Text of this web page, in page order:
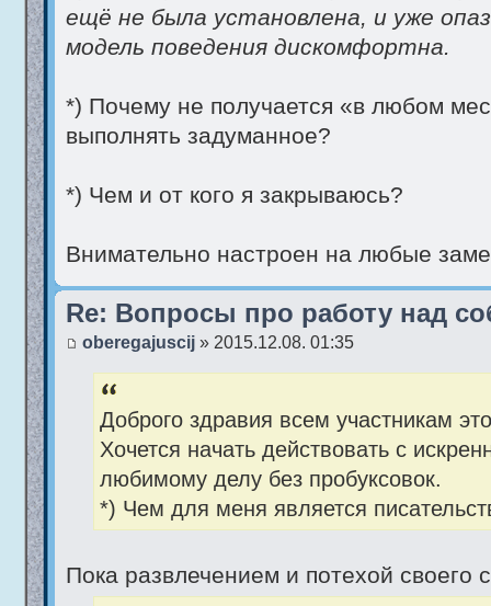
ещё не была установлена, и уже
модель поведения дискомфортна.
*) Почему не получается «в любом
выполнять задуманное?
*) Чем и от кого я закрываюсь?
Внимательно настроен на любые
Re: Вопросы про работу над
oberegajuscij» 2015.12.08. 01:35
Доброго здравия всем участникам
Хочется начать действовать с
любимому делу без пробуксовок.
*) Чем для меня является
Пока развлечением и потехой своего